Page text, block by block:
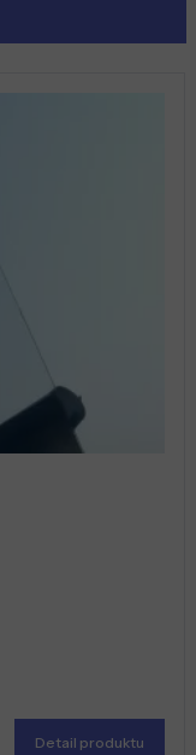
Detail produktu